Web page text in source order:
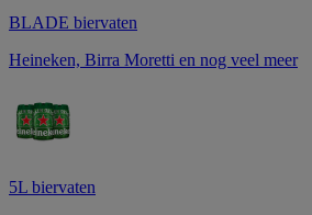
BLADE biervaten
Heineken, Birra Moretti en nog veel meer
5L biervaten